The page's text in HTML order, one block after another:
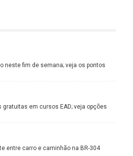
neste fim de semana; veja os pontos
gratuitas em cursos EAD; veja opções
entre carro e caminhão na BR-304